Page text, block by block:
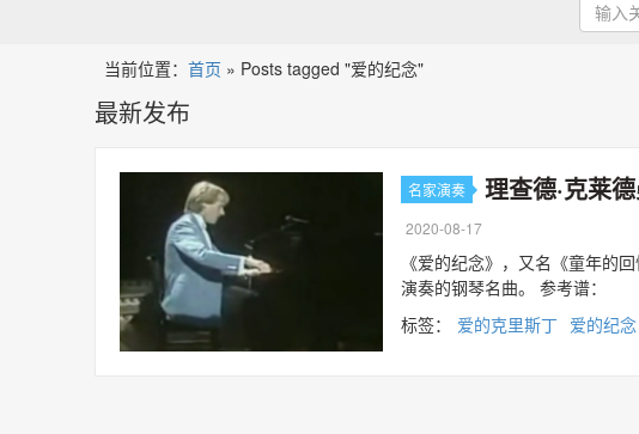
当前位置： 首页 » Posts tagged "爱的纪念"
最新发布
名家演奏 理查德·克莱
2020-08-17
《爱的纪念》，又名《童年的
演奏的钢琴名曲。 参考谱：
标签：
爱的克里斯丁 爱的纪念